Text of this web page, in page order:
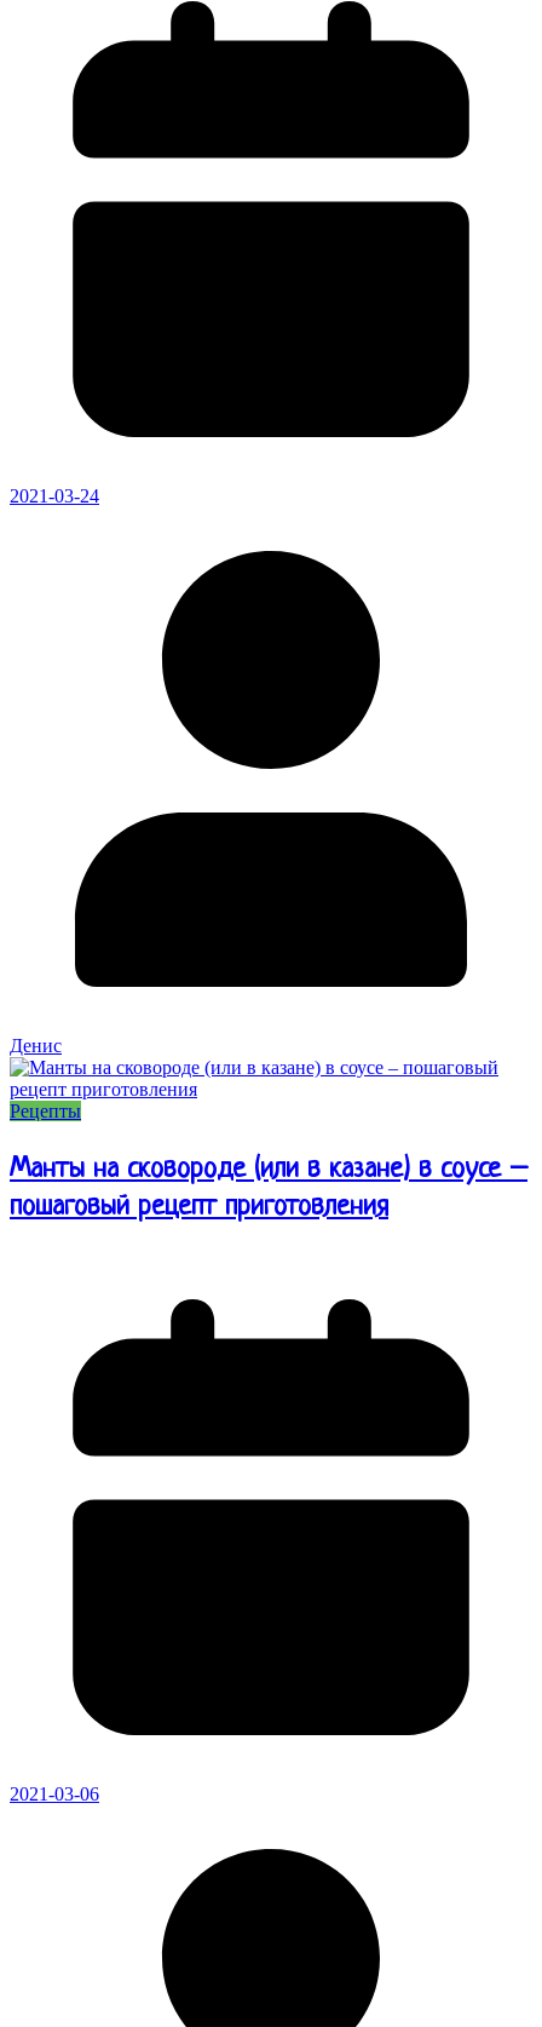
2021-03-24
Денис
Рецепты
Манты на сковороде (или в казане) в соусе –
пошаговый рецепт приготовления
2021-03-06